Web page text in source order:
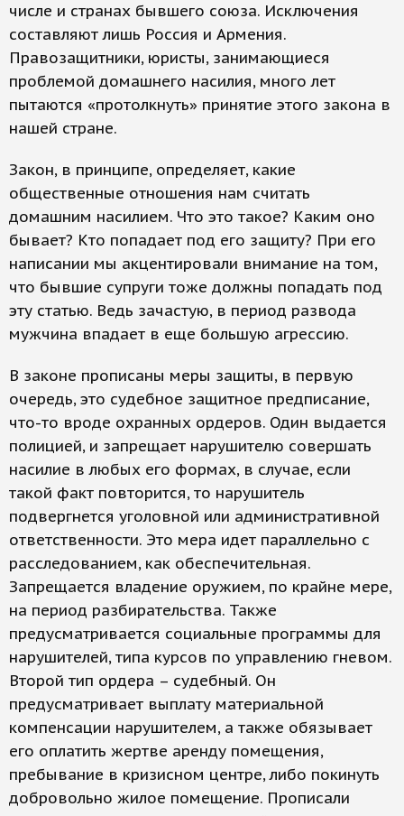
числе и странах бывшего союза. Исключения
составляют лишь Россия и Армения.
Правозащитники, юристы, занимающиеся
проблемой домашнего насилия, много лет
пытаются «протолкнуть» принятие этого закона в
нашей стране.
Закон, в принципе, определяет, какие
общественные отношения нам считать
домашним насилием. Что это такое? Каким оно
бывает? Кто попадает под его защиту? При его
написании мы акцентировали внимание на том,
что бывшие супруги тоже должны попадать под
эту статью. Ведь зачастую, в период развода
мужчина впадает в еще большую агрессию.
В законе прописаны меры защиты, в первую
очередь, это судебное защитное предписание,
что-то вроде охранных ордеров. Один выдается
полицией, и запрещает нарушителю совершать
насилие в любых его формах, в случае, если
такой факт повторится, то нарушитель
подвергнется уголовной или административной
ответственности. Это мера идет параллельно с
расследованием, как обеспечительная.
Запрещается владение оружием, по крайне мере,
на период разбирательства. Также
предусматривается социальные программы для
нарушителей, типа курсов по управлению гневом.
Второй тип ордера – судебный. Он
предусматривает выплату материальной
компенсации нарушителем, а также обязывает
его оплатить жертве аренду помещения,
пребывание в кризисном центре, либо покинуть
добровольно жилое помещение. Прописали